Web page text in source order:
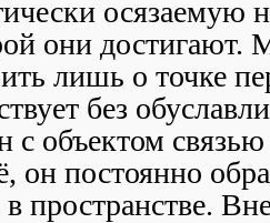
осязаемую
они достигают.
лишь о точке
без
с объектом
он постоянно
пространстве.